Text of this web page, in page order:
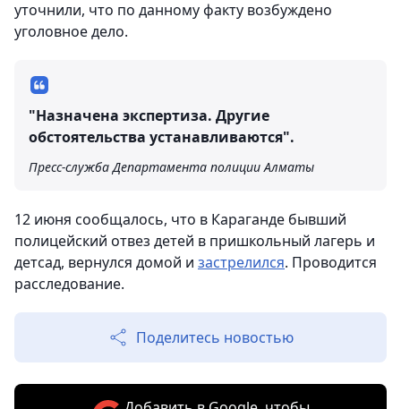
уточнили, что по данному факту возбуждено
уголовное дело.
"Назначена экспертиза. Другие
обстоятельства устанавливаются".
Пресс-служба Департамента полиции Алматы
12 июня сообщалось, что в Караганде бывший
полицейский отвез детей в пришкольный лагерь и
детсад, вернулся домой и застрелился. Проводится
расследование.
Поделитесь новостью